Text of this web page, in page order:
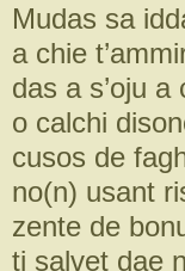
Mudas sa
a chie
das a s’oju
o calchi
cusos de
no(n) usant
zente de
ti salvet dae